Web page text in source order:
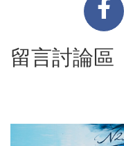
留言討論區